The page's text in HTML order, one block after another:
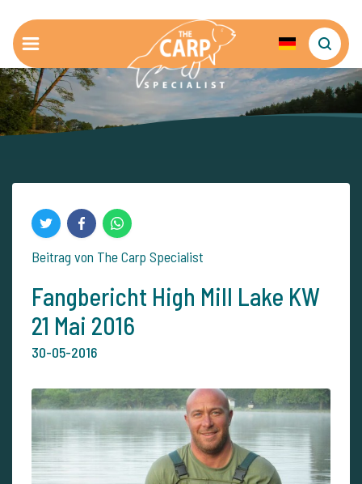
Beitrag von The Carp Specialist
Fangbericht High Mill Lake KW
21 Mai 2016
30-05-2016